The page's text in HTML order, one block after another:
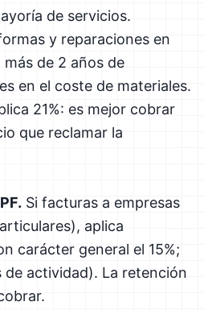
de servicios.
y reparaciones en
de 2 años de
en el coste de materiales.
21%: es mejor cobrar
que reclamar la
Si facturas a empresas
aplica
carácter general el 15%;
de actividad). La retención